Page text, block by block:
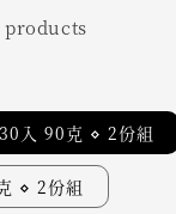
入 90克 ⋄ 2份組
⋄ 2份組